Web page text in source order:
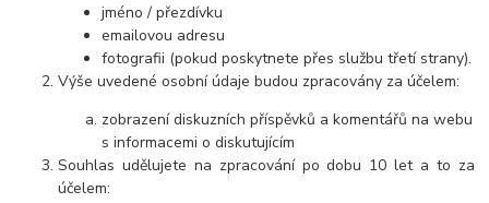
jméno / přezdívku
emailovou adresu
fotografii (pokud poskytnete přes službu třetí strany).
Výše uvedené osobní údaje budou zpracovány za účelem:
zobrazení diskuzních příspěvků a komentářů na webu
s informacemi o diskutujícím
Souhlas udělujete na zpracování po dobu 10 let a to za
účelem: